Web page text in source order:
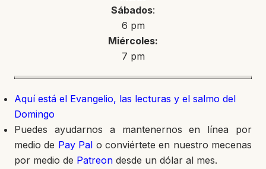
Sábados:
6 pm
Miércoles:
7 pm
Aquí está el Evangelio, las lecturas y el salmo del
Domingo
Puedes ayudarnos a mantenernos en línea por
medio de Pay Pal o conviértete en nuestro mecenas
por medio de Patreon desde un dólar al mes.